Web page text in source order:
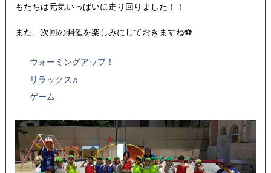
もたちは元気いっぱいに走り回りました！！
また、次回の開催を楽しみにしておきますね⚽
ウォーミングアップ！
リラックス♬
ゲーム